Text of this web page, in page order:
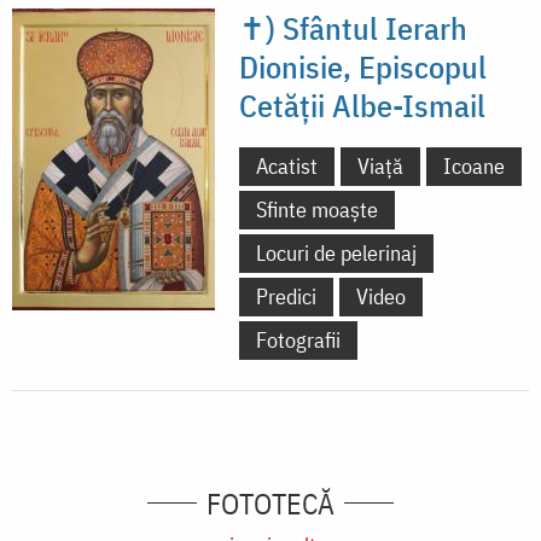
✝) Sfântul Ierarh
Dionisie, Episcopul
Cetății Albe-Ismail
Acatist Viață
Icoane
Sfinte moaște
Locuri de pelerinaj
Predici
Video
Fotografii
FOTOTECĂ